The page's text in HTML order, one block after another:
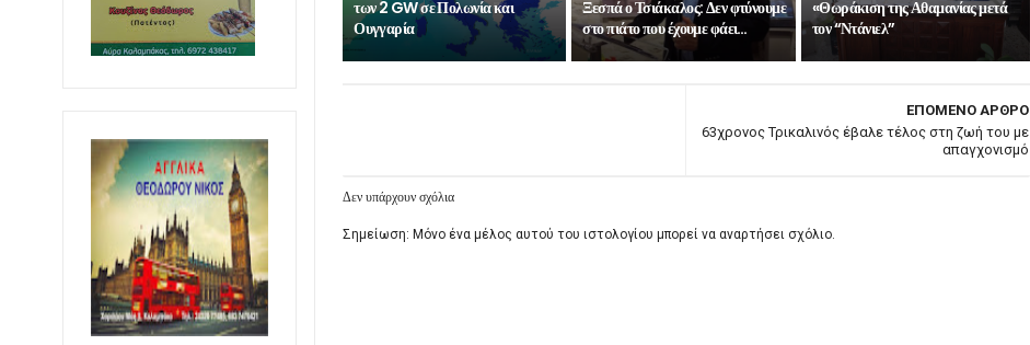
των 2 GW σε Πολωνία και
Ουγγαρία
Ξεσπά ο Τσιάκαλος: Δεν φτύνουμε
στο πιάτο που έχουμε φάει…
«Θωράκιση της Αθαμανίας μετά
τον “Ντάνιελ”
ΕΠΟΜΕΝΟ ΑΡΘΡΟ
63χρονος Τρικαλινός έβαλε τέλος στη ζωή του με
απαγχονισμό
Δεν υπάρχουν σχόλια
Σημείωση: Μόνο ένα μέλος αυτού του ιστολογίου μπορεί να αναρτήσει σχόλιο.